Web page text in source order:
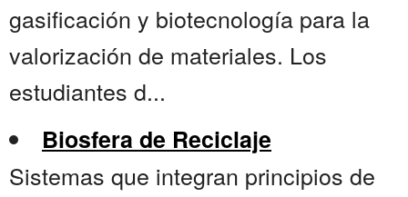
gasificación y biotecnología para la
valorización de materiales. Los
estudiantes d...
Biosfera de Reciclaje
Sistemas que integran principios de